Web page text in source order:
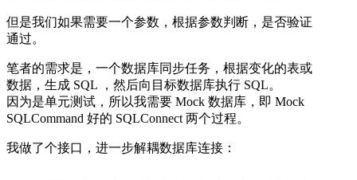
但是我们如果需要一个参数，根据参数判断，是否验证
通过。
笔者的需求是，一个数据库同步任务，根据变化的表或
数据，生成 SQL ，然后向目标数据库执行 SQL。
因为是单元测试，所以我需要 Mock 数据库，即 Mock
SQLCommand 好的 SQLConnect 两个过程。
我做了个接口，进一步解耦数据库连接：